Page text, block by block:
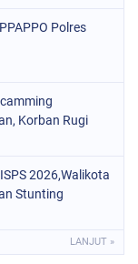
Polres
Korban Rugi
2026,Walikota
Stunting
LANJUT »